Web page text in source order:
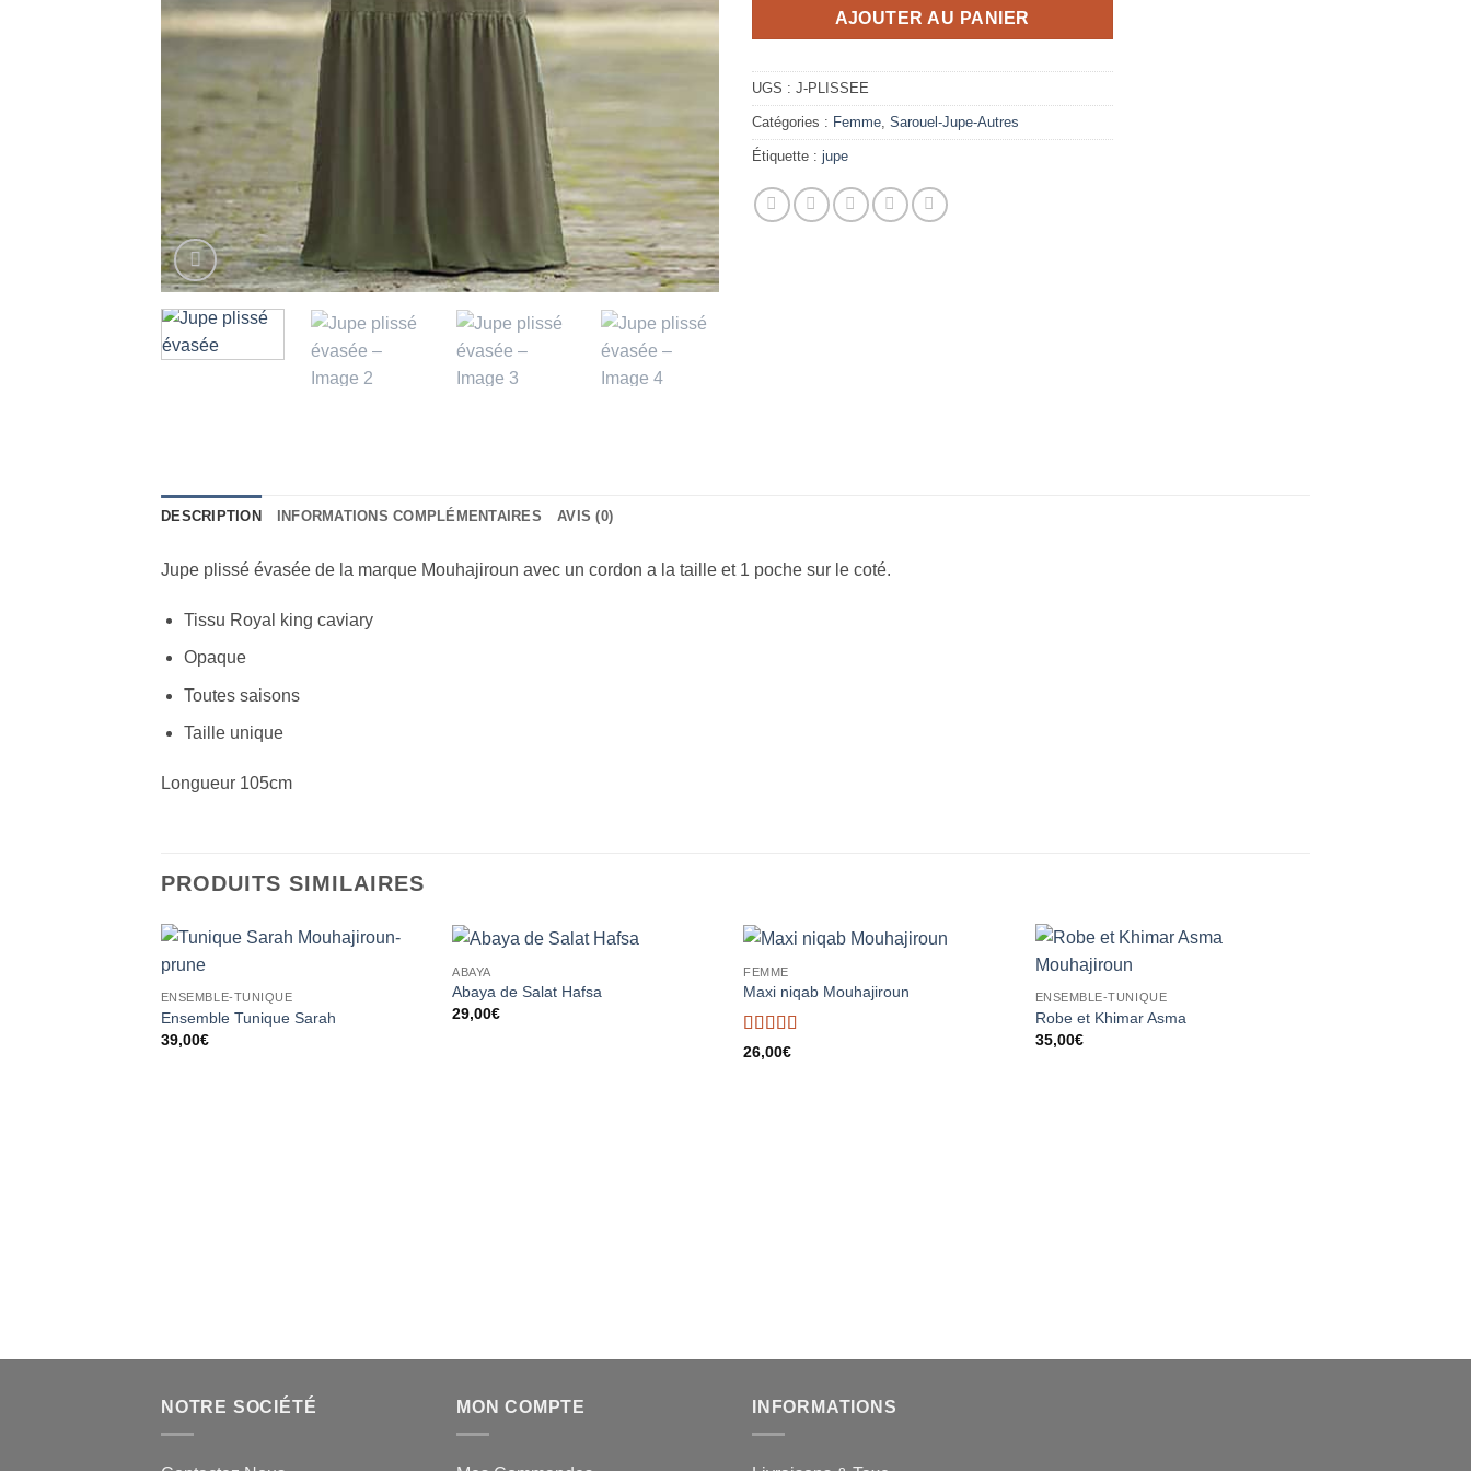
AJOUTER AU PANIER
UGS : J-PLISSEE
Catégories : Femme Sarouel-Jupe-Autres
Étiquette : jupe
DESCRIPTION INFORMATIONS COMPLÉMENTAIRES AVIS (0)
Jupe plissé évasée de la marque Mouhajiroun avec un cordon a la taille et 1 poche sur le coté.
Tissu Royal king caviary
Opaque
Toutes saisons
Taille unique
Longueur 105cm
PRODUITS SIMILAIRES
ENSEMBLE-TUNIQUE
Ensemble Tunique Sarah
39,00€
ABAYA
Abaya de Salat Hafsa
29,00€
FEMME
Maxi niqab Mouhajiroun
Note5sur 5
26,00€
ENSEMBLE-TUNIQUE
Robe et Khimar Asma
35,00€
NOTRE SOCIÉTÉ MON COMPTE INFORMATIONS